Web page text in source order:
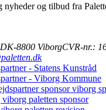
og tilbud fra
DK-8800 ViborgCVR-nr.: